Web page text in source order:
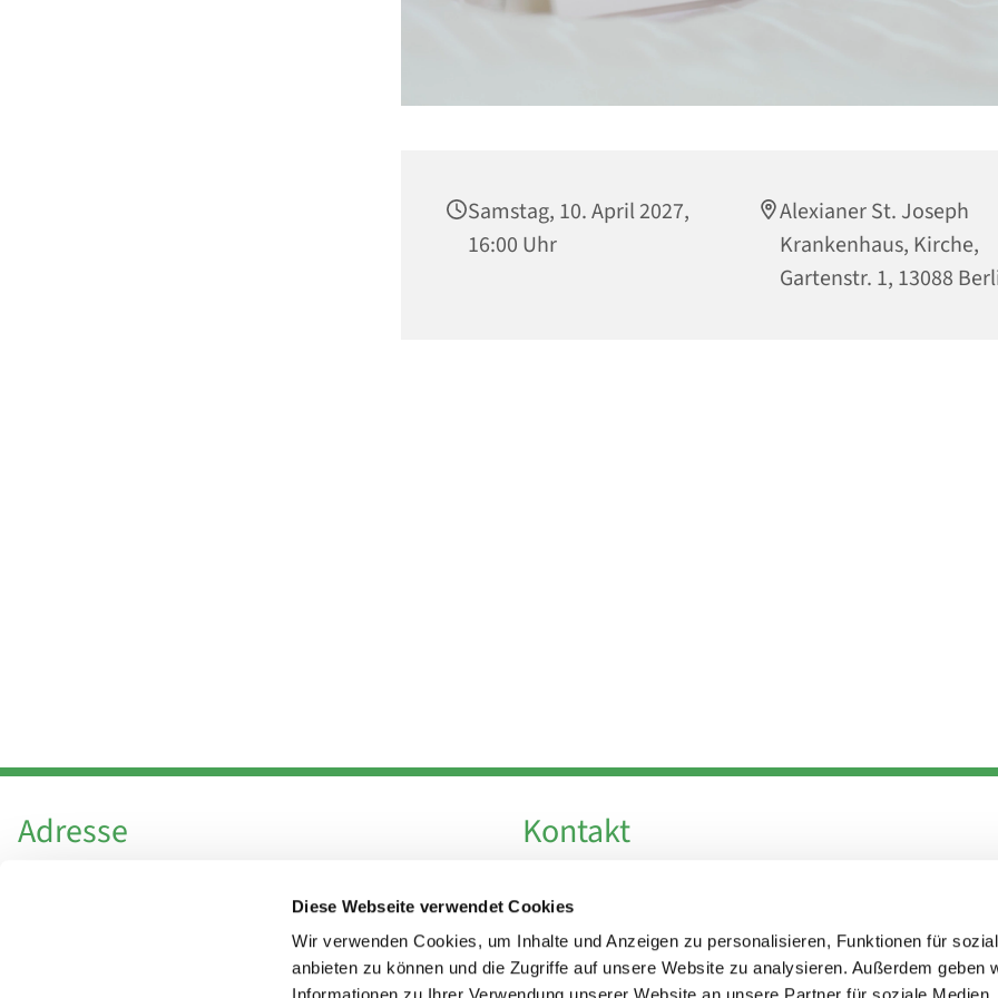
Diese Webseite verwendet Cookies
Wir verwenden Cookies, um Inhalte und Anzeigen zu personalisieren, Funktionen für
anbieten zu können und die Zugriffe auf unsere Website zu analysieren. Außerdem geben
Samstag, 10. April 2027,
16:00 Uhr
Alexianer St. Joseph
Krankenhaus, Kirche,
Gartenstr. 1, 13088
Adresse
Hl. Theresa von Avila Berlin Nordost
Leitender Pfarrer - Norbert Pomplun
Kontakt
Fax +49 30 924 54 18
E-Mailinfo@theresa-von-avila-berlin.de